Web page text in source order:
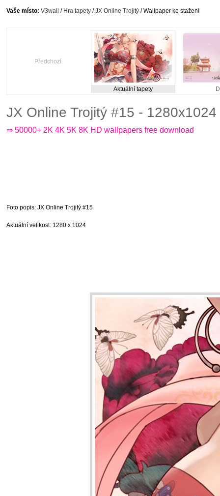
Vaše místo: V3wall / Hra tapety /JX Online Trojitý / Wallpaper ke stažení
Předchozí
Aktuální tapety
JX Online Trojitý #15 - 1280x1024
⇒ 50000+ 2K 4K 5K 8K HD wallpapers free download
Foto popis: JX Online Trojitý #15
Aktuální velikost: 1280 x 1024